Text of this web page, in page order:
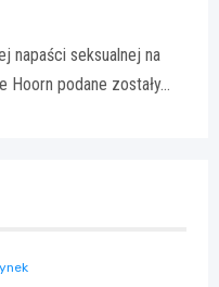
napaści seksualnej na
podane zostały…